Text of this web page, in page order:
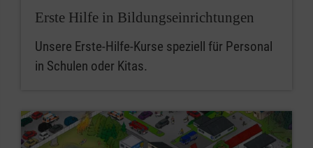
Erste Hilfe in Bildungseinrichtungen
Unsere Erste-Hilfe-Kurse speziell für Personal
in Schulen oder Kitas.